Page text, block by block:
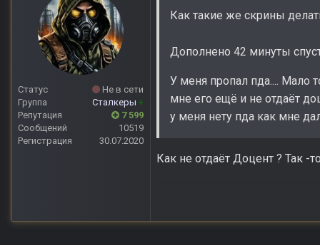
Статус
Не в сети
Группа
Сталкеры +
Репутация
7 599
Сообщений
10519
Регистрация
30.07.2020
Как такие же скрины
Дополнено 42 минуты
У меня пропал пда.... Мало
мне его ещё и не отдаёт
у меня нету пда как мне
Как не отдаёт Доцент ? Так -